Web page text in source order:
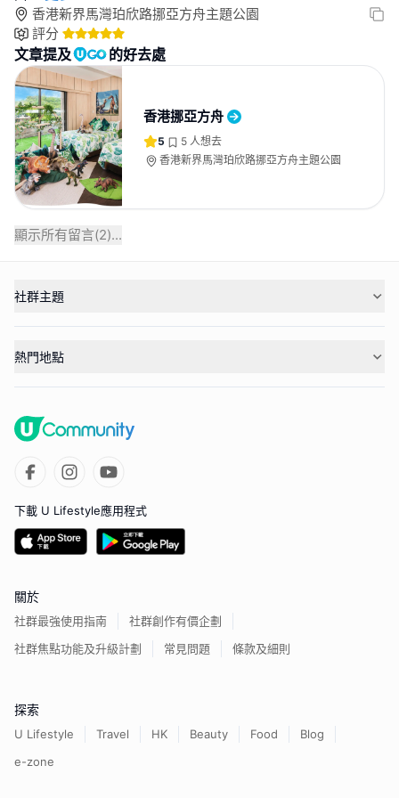
香港新界馬灣珀欣路挪亞方舟主題公園
評分
文章提及 的好去處
香港挪亞方舟
5 5 人想去
香港新界馬灣珀欣路挪亞方舟主題公園
顯示所有留言(2)...
社群主題
熱門地點
下載 U Lifestyle應用程式
關於
社群最強使用指南
社群創作有價企劃
社群焦點功能及升級計劃
常見問題 條款及細則
探索
U Lifestyle Travel HK Beauty Food
Blog
e-zone